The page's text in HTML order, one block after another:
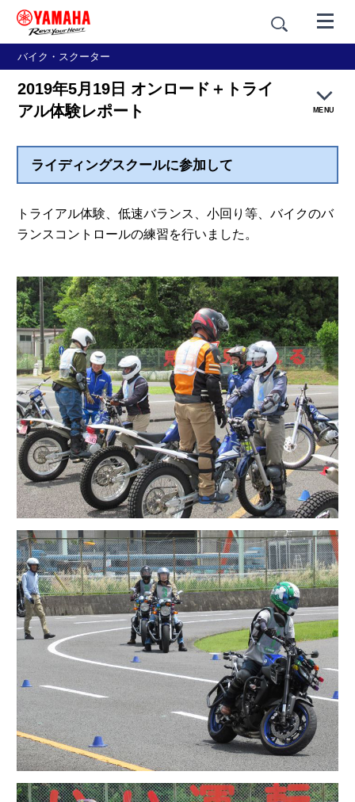
バイク・スクーター
2019年5月19日 オンロード＋トライ
アル体験レポート
MENU
YRA トップ
大人のバイクレッスン
ライディングスクール
ペーパーライダースクール
安全運転講習会
ヤマハテクニカルセンター：バイク教室
ライディングスクールに参加して
トライアル体験、低速バランス、小回り等、バイクのバ
ランスコントロールの練習を行いました。